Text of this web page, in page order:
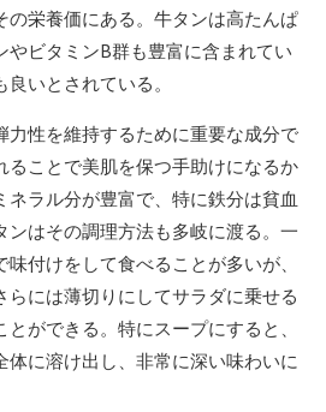
の栄養価にある。牛タンは高たんぱ
やビタミンB群も豊富に含まれてい
いとされている。
力性を維持するために重要な成分で
ることで美肌を保つ手助けになるか
ネラル分が豊富で、特に鉄分は貧血
ンはその調理方法も多岐に渡る。一
付けをして食べることが多いが、
らには薄切りにしてサラダに乗せる
ができる。特にスープにすると、
体に溶け出し、非常に深い味わいに